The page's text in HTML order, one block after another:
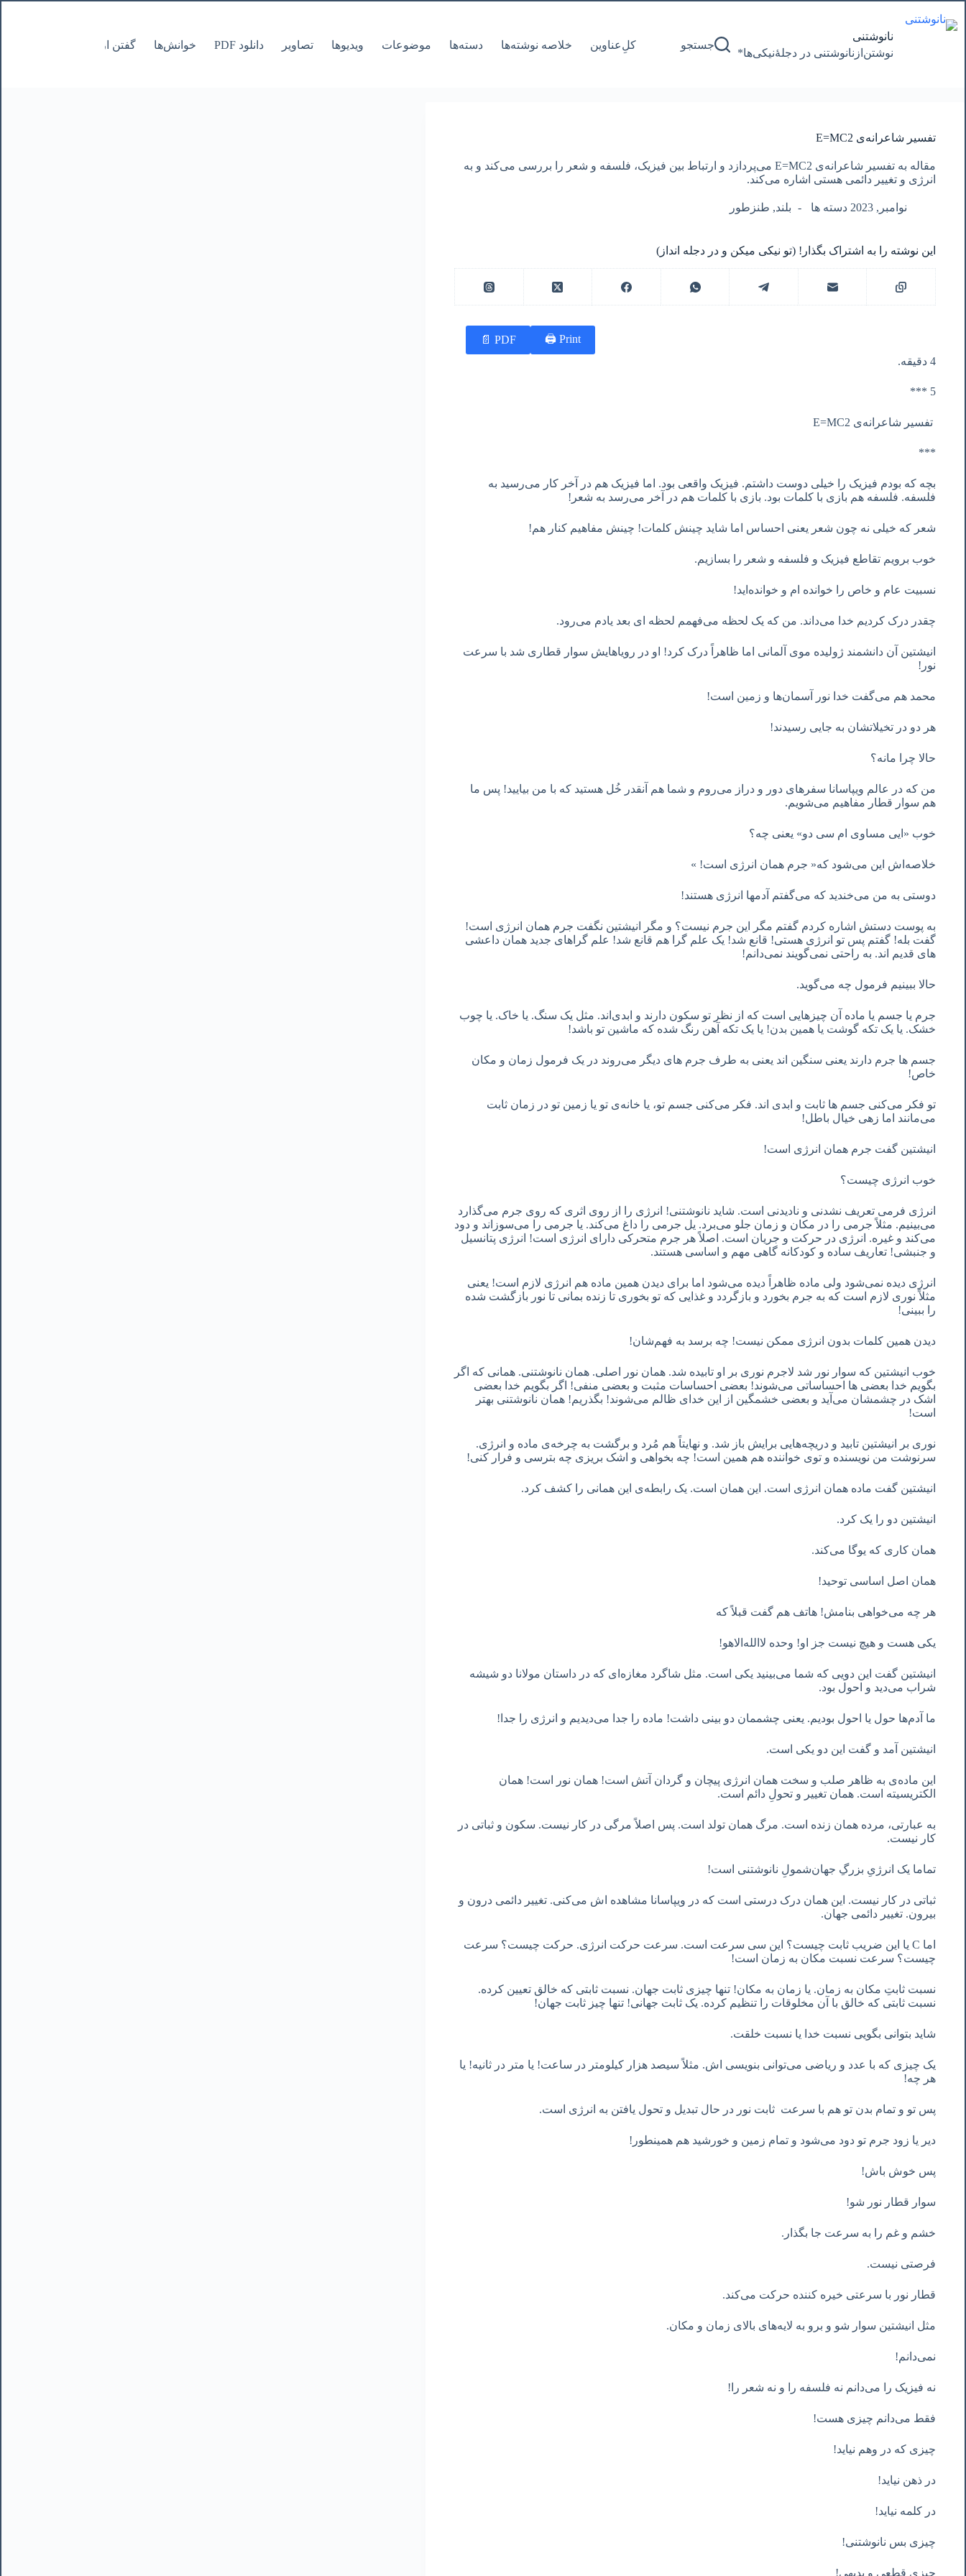
به
محتوا
نانوشتنی
نوشتن‌از‌نانوشتنی‌ در‌ دجلۀنیکی‌ها*
جستجو کل‌ِعناوین خلاصه نوشته‌ها دسته‌ها موضوعات ویدیوها تصاویر دانلود PDF خوانش‌ها گفتن از نانوشتنی
تفسیر شاعرانه‌ی E=MC2
مقاله به تفسیر شاعرانه‌ی E=MC2 می‌پردازد و ارتباط بین فیزیک، فلسفه و شعر را بررسی می‌کند و به
انرژی و تغییر دائمی هستی اشاره می‌کند.
نوامبر, 2023 دسته ها بلند, طنزطور
این نوشته را به اشتراک بگذار! (تو نیکی میکن و در دجله انداز)
Print 🖨
PDF 📄
4 دقیقه.
5 ***
تفسیر شاعرانه‌ی E=MC2
***
بچه که بودم فیزیک را خیلی دوست داشتم. فیزیک واقعی بود. اما فیزیک هم در آخر کار می‌رسید به
فلسفه. فلسفه هم بازی با کلمات بود. بازی با کلمات هم در آخر می‌رسد به شعر!
شعر که خیلی نه چون شعر یعنی احساس اما شاید چینش کلمات! چینش مفاهیم کنار هم!
خوب برویم تقاطع فیزیک و فلسفه و شعر را بسازیم.
نسبیت عام و خاص را خوانده ام و خوانده‌اید!
چقدر درک کردیم خدا می‌داند. من که یک لحظه می‌فهمم لحظه ای بعد یادم می‌رود.
انیشتین آن دانشمند ژولیده موی آلمانی اما ظاهراً درک کرد! او در رویاهایش سوار قطاری شد با سرعت
نور!
محمد هم می‌گفت خدا نور آسمان‌ها و زمین است!
هر دو در تخیلاتشان به جایی رسیدند!
حالا چرا مانه؟
من که در عالم ویپاسانا سفرهای دور و دراز می‌روم و شما هم آنقدر خُل هستید که با من بیایید! پس ما
هم سوار قطار مفاهیم می‌شویم.
خوب «ایی مساوی ام سی دو» یعنی چه؟
خلاصه‌اش این می‌شود که« جرم همان انرژی است! »
دوستی به من می‌خندید که می‌گفتم آدمها انرژی هستند!
به پوست دستش اشاره کردم گفتم مگر این جرم نیست؟ و مگر انیشتین نگفت جرم همان انرژی است!
گفت بله! گفتم پس تو انرژی هستی! قانع شد! یک علم گرا هم قانع شد! علم گراهای جدید همان داعشی
های قدیم اند. به راحتی نمی‌گویند نمی‌دانم!
حالا ببینیم فرمول چه می‌گوید.
جرم یا جسم یا ماده آن چیزهایی است که از نظر تو سکون دارند و ابدی‌اند. مثل یک سنگ. یا خاک. یا چوب
خشک. یا یک تکه گوشت یا همین بدن! یا یک تکه آهن رنگ شده که ماشین تو باشد!
جسم ها جرم دارند یعنی سنگین اند یعنی به طرف جرم های دیگر می‌روند در یک فرمول زمان و مکان
خاص!
تو فکر می‌کنی جسم ها ثابت و ابدی اند. فکر می‌کنی جسم تو، یا خانه‌ی تو یا زمین تو در زمان ثابت
می‌مانند اما زهی خیال باطل!
انیشتین گفت جرم همان انرژی است!
خوب انرژی چیست؟
انرژی فرمی تعریف نشدنی و نادیدنی است. شاید نانوشتنی! انرژی را از روی اثری که روی جرم می‌گذارد
می‌بینیم. مثلاً جرمی را در مکان و زمان جلو می‌برد. یل جرمی را داغ می‌کند. یا جرمی را می‌سوزاند و دود
می‌کند و غیره. انرژی در حرکت و جریان است. اصلاً هر جرم متحرکی دارای انرژی است! انرژی پتانسیل
و جنبشی! تعاریف ساده و کودکانه گاهی مهم و اساسی هستند.
انرژی دیده نمی‌شود ولی ماده ظاهراً دیده می‌شود اما برای دیدن همین ماده هم انرژی لازم است! یعنی
مثلاً نوری لازم است که به جرم بخورد و بازگردد و غذایی که تو بخوری تا زنده بمانی تا نور بازگشت شده
را ببینی!
دیدن همین کلمات بدون انرژی ممکن نیست! چه برسد به فهم‌شان!
خوب انیشتین که سوار نور شد لاجرم نوری بر او تابیده شد. همان نور اصلی. همان نانوشتنی. همانی که اگر
بگویم خدا بعضی ها احساساتی می‌شوند! بعضی احساسات مثبت و بعضی منفی! اگر بگویم خدا بعضی
اشک در چشمشان می‌آید و بعضی خشمگین از این خدای ظالم می‌شوند! بگذریم! همان نانوشتنی بهتر
است!
نوری بر انیشتین تابید و دریچه‌هایی برایش باز شد. و نهایتاً هم مُرد و برگشت به چرخه‌ی ماده و انرژی.
سرنوشت من نویسنده و توی خواننده هم همین است! چه بخواهی و اشک بریزی چه بترسی و فرار کنی!
انیشتین گفت ماده همان انرژی است. این همان است. یک رابطه‌ی این همانی را کشف کرد.
انیشتین دو را یک کرد.
همان کاری که یوگا می‌کند.
همان اصل اساسی توحید!
هر چه می‌خواهی بنامش! هاتف هم گفت قبلاً که
یکی هست و هیچ نیست جز او! وحده لاالله‌الاهو!
انیشتین گفت این دویی که شما می‌بینید یکی است. مثل شاگرد مغازه‌ای که در داستان مولانا دو شیشه
شراب می‌دید و احول بود.
ما آدم‌ها حول یا احول بودیم. یعنی چشممان دو بینی داشت! ماده را جدا می‌دیدیم و انرژی را جدا!
انیشتین آمد و گفت این دو یکی است.
این ماده‌ی به ظاهر صلب و سخت همان انرژی پیچان و گردان آتش است! همان نور است! همان
الکتریسیته است. همان تغییر و تحولِ دائم است.
به عبارتی، مرده همان زنده است. مرگ همان تولد است. پس اصلاً مرگی در کار نیست. سکون و ثباتی در
کار نیست.
تماما یک انرژیِ بزرگِ جهان‌شمولِ نانوشتنی است!
ثباتی در کار نیست. این همان درک درستی است که در ویپاسانا مشاهده اش می‌کنی. تغییر دائمی درون و
بیرون. تغییر دائمی جهان.
اما C یا این ضریب ثابت چیست؟ این سی سرعت است. سرعت حرکت انرژی. حرکت چیست؟ سرعت
چیست؟ سرعت نسبت مکان به زمان است!
نسبت ثابتِ مکان به زمان. یا زمان به مکان! تنها چیزی ثابت جهان. نسبت ثابتی که خالق تعیین کرده.
نسبت ثابتی که خالق با آن مخلوقات را تنظیم کرده. یک ثابت جهانی! تنها چیز ثابت جهان!
شاید بتوانی بگویی نسبت خدا یا نسبت خلقت.
یک چیزی که با عدد و ریاضی می‌توانی بنویسی اش. مثلاً سیصد هزار کیلومتر در ساعت! یا متر در ثانیه! یا
هر چه!
پس تو و تمام بدن تو هم با سرعت ثابت نور در حال تبدیل و تحول یافتن به انرژی است.
دیر یا زود جرم تو دود می‌شود و تمام زمین و خورشید هم همینطور!
پس خوش باش!
سوار قطار نور شو!
خشم و غم را به سرعت جا بگذار.
فرصتی نیست.
قطار نور با سرعتی خیره کننده حرکت می‌کند.
مثل انیشتین سوار شو و برو به لایه‌های بالای زمان و مکان.
نمی‌دانم!
نه فیزیک را می‌دانم نه فلسفه را و نه شعر را!
فقط می‌دانم چیزی هست!
چیزی که در وهم نیاید!
در ذهن نیاید!
در کلمه نیاید!
چیزی بس نانوشتنی!
چیزی قطعی و بدیهی!